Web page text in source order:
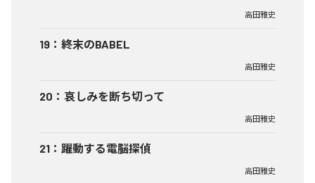
高田雅史
19 ： 終末のBABEL
高田雅史
20 ： 哀しみを断ち切って
高田雅史
21 ： 躍動する電脳探偵
高田雅史